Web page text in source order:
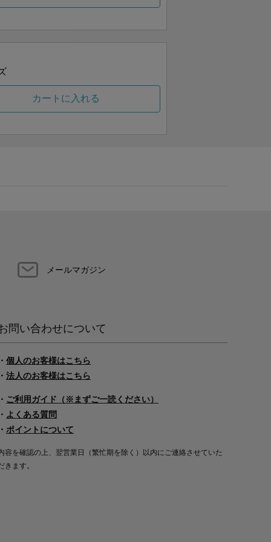
カートに入れる
メールマガジン
問い合わせについて
・ 個人のお客様はこちら
・ 法人のお客様はこちら
・ ご利用ガイド（※まずご一読ください）
・ よくある質問
・ ポイントについて
容を確認の上、翌営業日（繁忙期を除く）以内にご連絡させていた
きます。